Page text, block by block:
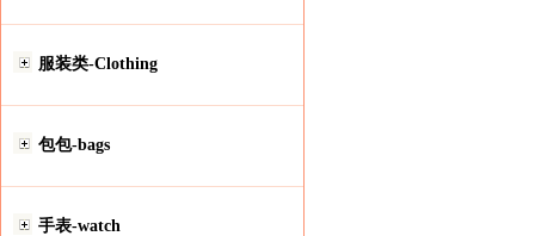
服装类-Clothing
包包-bags
手表-watch